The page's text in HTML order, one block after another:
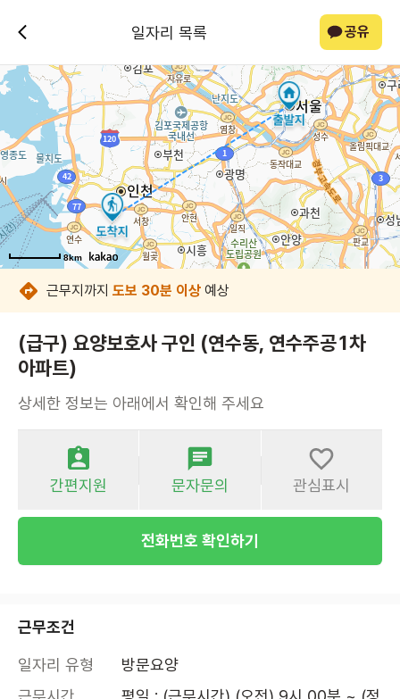
일자리 목록 공유
8km
8km
8km
8km
8km
8km
8km
8km
근무지까지 도보 30분 이상 예상
(급구) 요양보호사 구인 (연수동, 연수주공1차
아파트)
상세한 정보는 아래에서 확인해 주세요
간편지원 문자문의 관심표시
전화번호 확인하기
근무조건
일자리 유형
방문요양